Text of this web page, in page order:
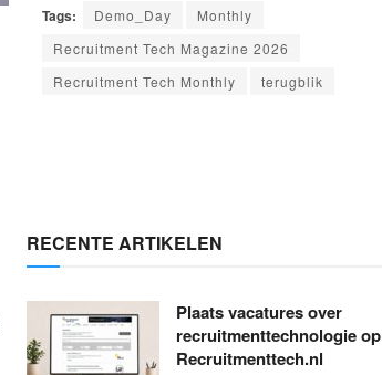
Tags: Demo_Day
Monthly
Recruitment Tech Magazine 2026
Recruitment Tech Monthly
terugblik
RECENTE ARTIKELEN
Plaats vacatures over
recruitmenttechnologie op
Recruitmenttech.nl